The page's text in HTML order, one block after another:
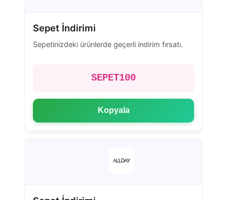
Sepet İndirimi
Sepetinizdeki ürünlerde geçerli indirim fırsatı.
SEPET100
Kopyala